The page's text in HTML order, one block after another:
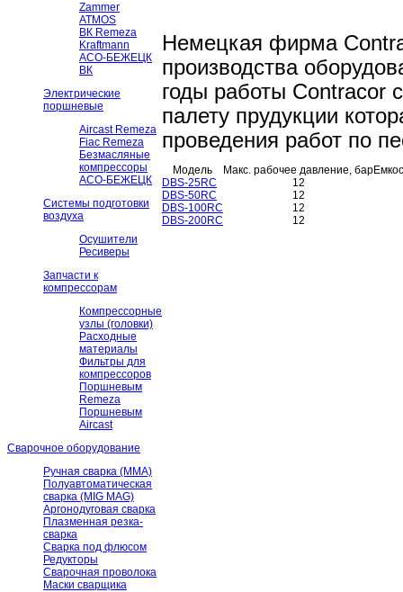
Zammer
ATMOS
ВК Remeza
Kraftmann
АСО-БЕЖЕЦК
ВК
Электрические
поршневые
Aircast Remeza
Fiac Remeza
Безмасляные
компрессоры
АСО-БЕЖЕЦК
Системы подготовки
воздуха
Осушители
Ресиверы
Запчасти к
компрессорам
Компрессорные
узлы (головки)
Расходные
материалы
Фильтры для
компрессоров
Поршневым
Remeza
Поршневым
Aircast
Сварочное оборудование
Ручная сварка (ММА)
Полуавтоматическая
сварка (MIG MAG)
Аргонодуговая сварка
Плазменная резка-
сварка
Сварка под флюсом
Редукторы
Сварочная проволока
Маски сварщика
Немецкая фирма
производства
годы работы Contracor
палету прудукции
проведения работ по
Модель Макс. рабочее давление, бар
DBS-25RC
12
DBS-50RC
12
DBS-100RC
12
DBS-200RC
12